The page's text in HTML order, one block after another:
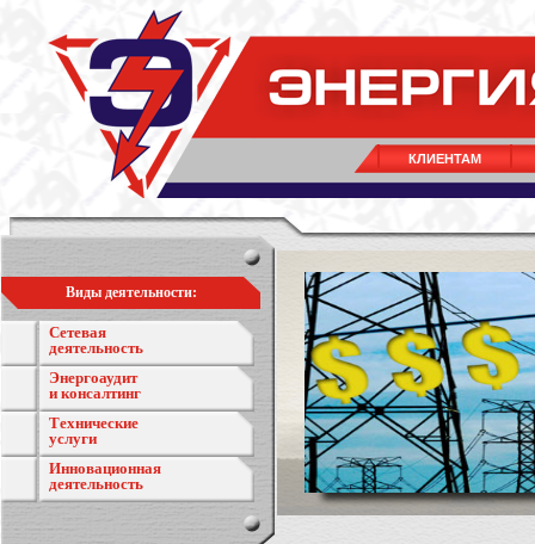
КЛИЕНТАМ
Виды деятельности:
Сетевая
деятельность
Энергоаудит
и консалтинг
Технические
услуги
Инновационная
деятельность